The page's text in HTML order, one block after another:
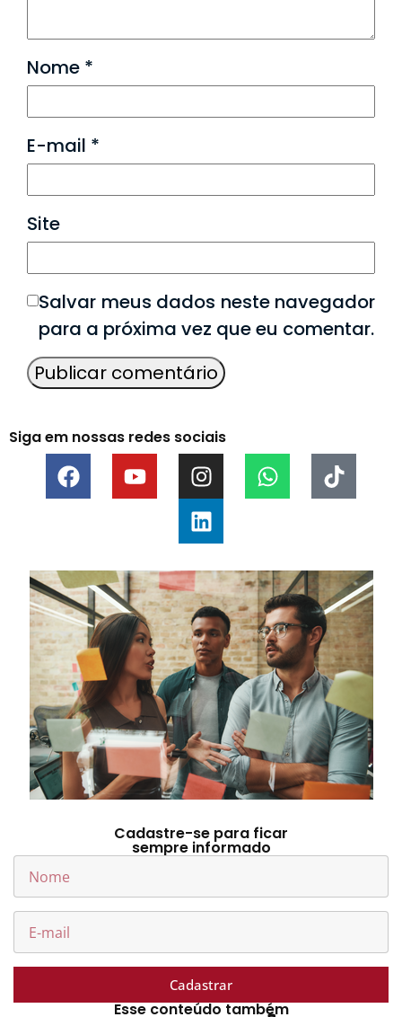
Nome *
E-mail *
Site
Salvar meus dados neste navegador
para a próxima vez que eu comentar.
Siga em nossas redes sociais
Cadastre-se para ficar
sempre informado
Cadastrar
Esse conteúdo também